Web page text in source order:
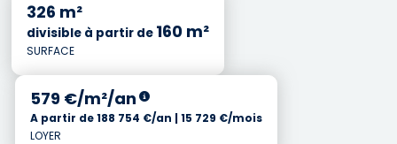
326 m²
divisible à partir de 160 m²
SURFACE
579 €/m²/an
A partir de 188 754 €/an | 15 729 €/mois
LOYER